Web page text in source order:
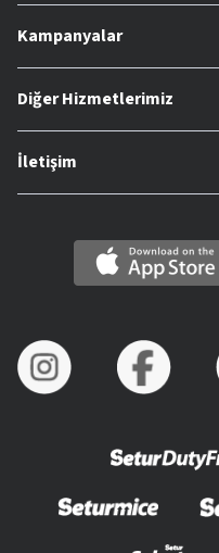
Kampanyalar
Diğer Hizmetlerimiz
İletişim